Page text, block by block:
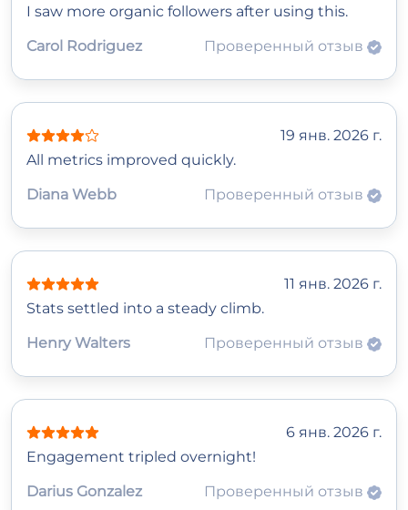
I saw more organic followers after using this.
Carol Rodriguez
Проверенный отзыв
19 янв. 2026 г.
All metrics improved quickly.
Diana Webb
Проверенный отзыв
11 янв. 2026 г.
Stats settled into a steady climb.
Henry Walters
Проверенный отзыв
6 янв. 2026 г.
Engagement tripled overnight!
Darius Gonzalez
Проверенный отзыв